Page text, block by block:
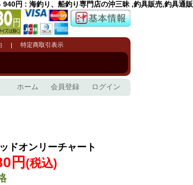
円 : 海釣り、船釣り専門店の沖三昧 ,釣具販売,釣具通販
特定商取引表示
ホーム 会員登録 ログイン
ドオンリーチャート
円 (税込)